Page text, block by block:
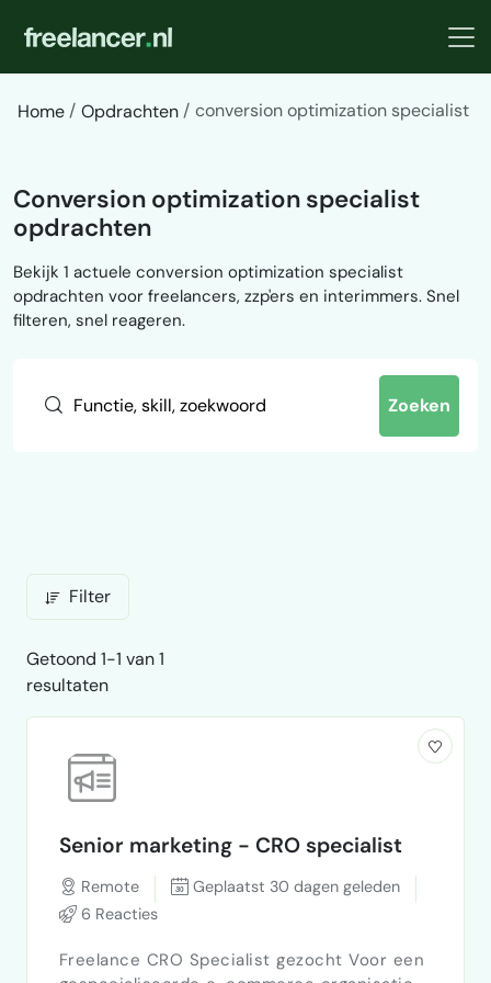
Home Opdrachten conversion optimization specialist
Conversion optimization specialist
opdrachten
Bekijk 1 actuele conversion optimization specialist
opdrachten voor freelancers, zzp'ers en interimmers. Snel
filteren, snel reageren.
Zoeken
Filter
Getoond 1-1 van 1
resultaten
Senior marketing - CRO specialist
Remote
Geplaatst 30 dagen geleden
6 Reacties
Freelance CRO Specialist gezocht Voor een